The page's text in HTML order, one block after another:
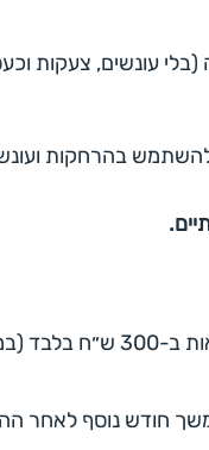
(בלי עונשים, צעקות
בהרחקות
חודש נוסף לאחר